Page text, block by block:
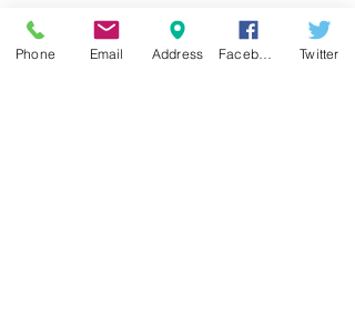
Phone Email Address Twitter